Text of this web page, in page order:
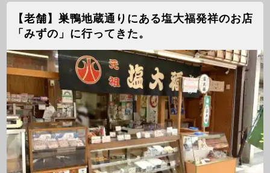
【老舗】巣鴨地蔵通りにある塩大福発祥のお店
「みずの」に行ってきた。